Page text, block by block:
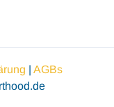
| AGBs